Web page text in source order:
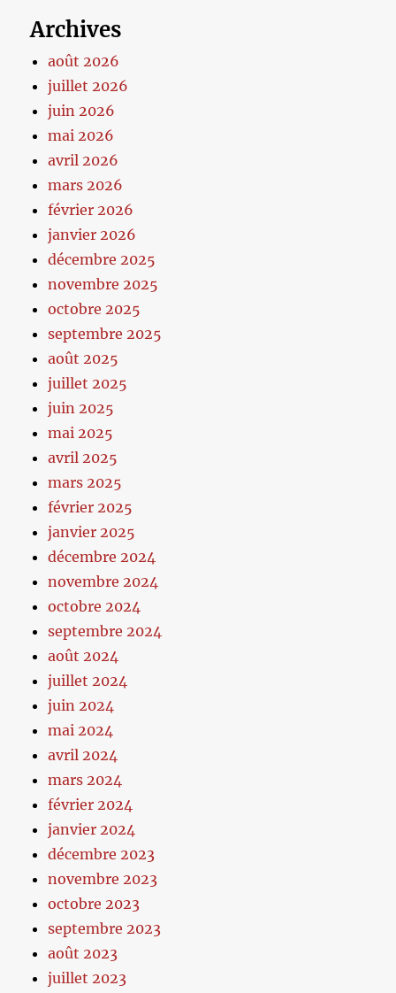
Archives
août 2026
juillet 2026
juin 2026
mai 2026
avril 2026
mars 2026
février 2026
janvier 2026
décembre 2025
novembre 2025
octobre 2025
septembre 2025
août 2025
juillet 2025
juin 2025
mai 2025
avril 2025
mars 2025
février 2025
janvier 2025
décembre 2024
novembre 2024
octobre 2024
septembre 2024
août 2024
juillet 2024
juin 2024
mai 2024
avril 2024
mars 2024
février 2024
janvier 2024
décembre 2023
novembre 2023
octobre 2023
septembre 2023
août 2023
juillet 2023